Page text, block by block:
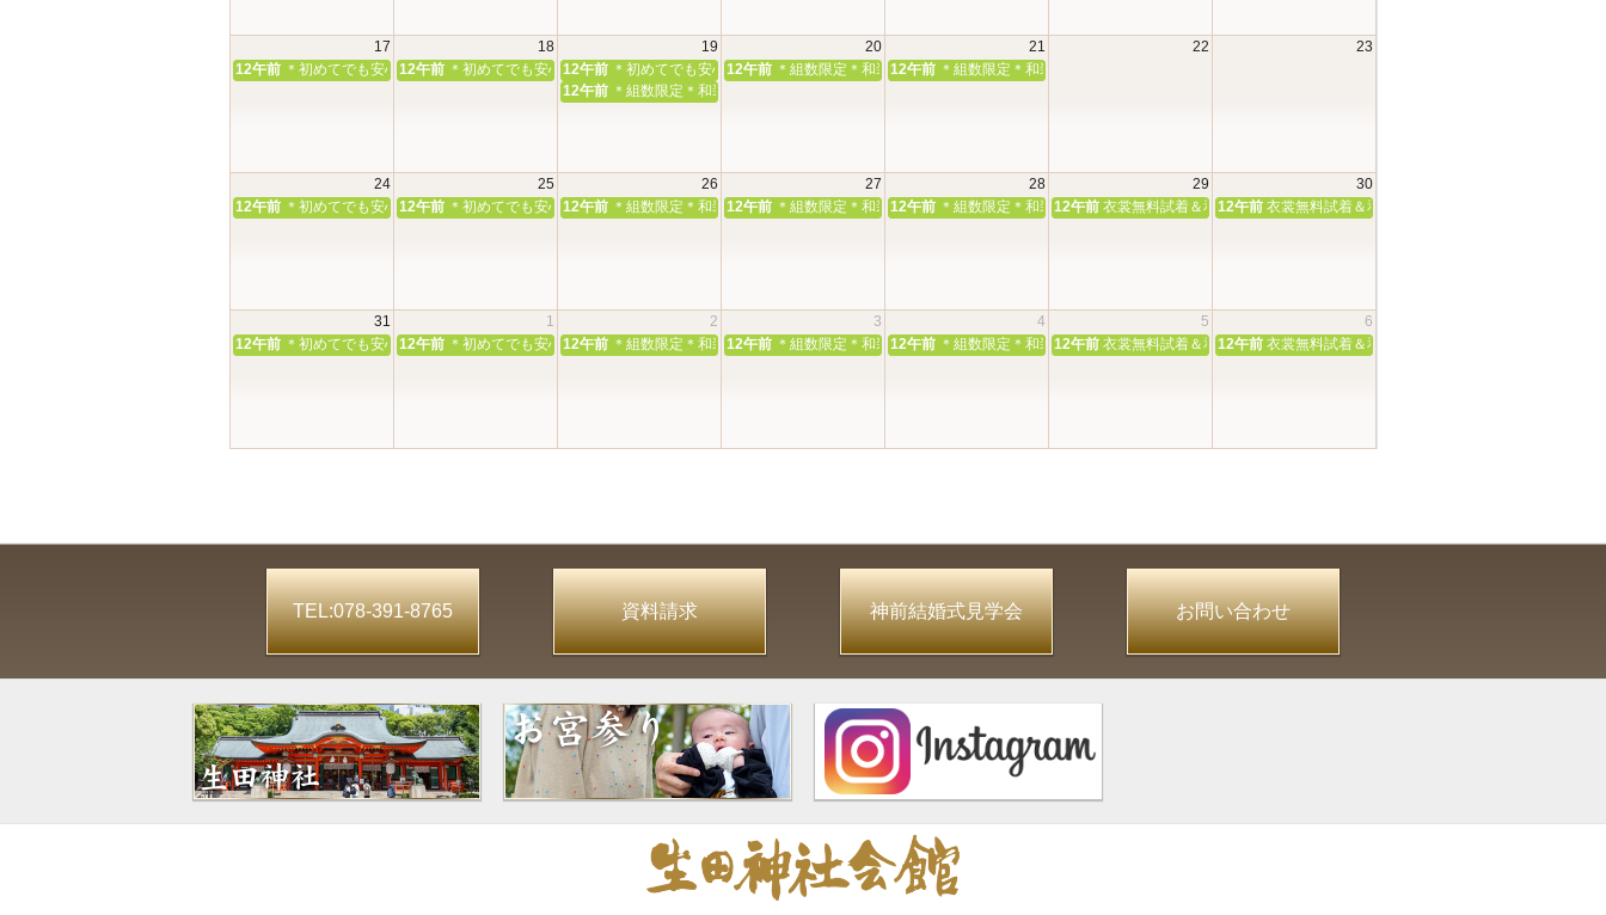
17 18 19 20 21 22
23
12午前 ＊初めてでも安心＊本殿・館内見学＆和婚相談会
12午前 ＊初めてでも安心＊本殿・館内見学＆和婚相談会
12午前 ＊初めてでも安心＊本殿・館内見学＆和婚相談会
12午前 ＊組数限定＊和装花嫁体験＆神前挙式相談会
12午前 ＊組数限定＊和装花嫁体験＆神前挙式相談会
12午前 ＊組数限定＊和装花嫁体験＆神前挙式相談会
24 25 26 27 28 29
30
12午前 ＊初めてでも安心＊本殿・館内見学＆和婚相談会
12午前 ＊初めてでも安心＊本殿・館内見学＆和婚相談会
12午前 ＊組数限定＊和装花嫁体験＆神前挙式相談会
12午前 ＊組数限定＊和装花嫁体験＆神前挙式相談会
12午前 ＊組数限定＊和装花嫁体験＆神前挙式相談会
12午前 衣裳無料試着＆和婚相談会♪
12午前 衣裳無料試着＆和婚相談会♪
31 1 2 3 4 5
6
12午前 ＊初めてでも安心＊本殿・館内見学＆和婚相談会
12午前 ＊初めてでも安心＊本殿・館内見学＆和婚相談会
12午前 ＊組数限定＊和装花嫁体験＆神前挙式相談会
12午前 ＊組数限定＊和装花嫁体験＆神前挙式相談会
12午前 ＊組数限定＊和装花嫁体験＆神前挙式相談会
12午前 衣裳無料試着＆和婚相談会♪
12午前 衣裳無料試着＆和婚相談会♪
TEL:078-391-8765 資料請求 神前結婚式見学会 お問い合わせ